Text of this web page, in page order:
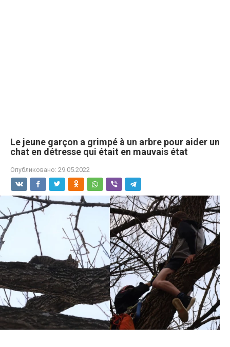
Le jeune garçon a grimpé à un arbre pour aider un
chat en détresse qui était en mauvais état
Опубликовано: 29.05.2022